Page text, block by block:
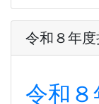
令和８年
令和